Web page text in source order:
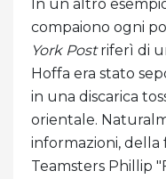
In un altro
compaiono ogni
York Postriferì di
Hoffa era stato
in una discarica
orientale.
informazioni, della
Teamsters Phillip